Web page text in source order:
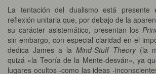
La tentación del dualismo está
reflexión unitaria que, por debajo de la
su carácter asistemático, presentan los
sin embargo, con especial claridad en el
dedica James a laMind-Stuff Theory (la
quizá «la Teoría de la Mente-desván», ya
lugares ocultos -como las ideas -